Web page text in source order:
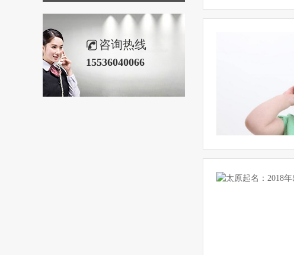
咨询热线
15536040066